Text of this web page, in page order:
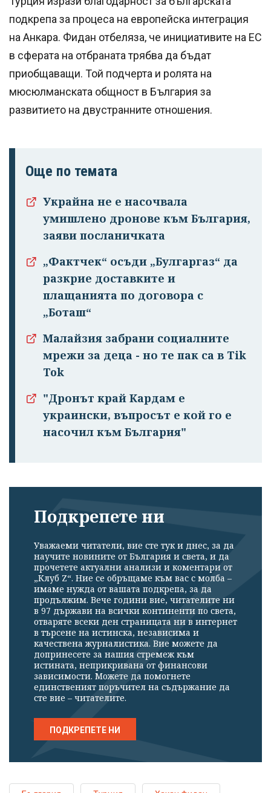
подкрепа за процеса на европейска интеграция
на Анкара. Фидан отбеляза, че инициативите на ЕС
в сферата на отбраната трябва да бъдат
приобщаващи. Той подчерта и ролята на
мюсюлманската общност в България за
развитието на двустранните отношения.
Още по темата
Украйна не е насочвала
умишлено дронове към България,
заяви посланичката
„Фактчек“ осъди „Булгаргаз“ да
разкрие доставките и
плащанията по договора с
„Боташ“
Малайзия забрани социалните
мрежи за деца - но те пак са в Tik
Tok
"Дронът край Кардам е
украински, въпросът е кой го е
насочил към България"
Подкрепете ни
Уважаеми читатели, вие сте тук и днес, за да
научите новините от България и света, и да
прочетете актуални анализи и коментари от
„Клуб Z“. Ние се обръщаме към вас с молба –
имаме нужда от вашата подкрепа, за да
продължим. Вече години вие, читателите ни
в 97 държави на всички континенти по света,
отваряте всеки ден страницата ни в интернет
в търсене на истинска, независима и
качествена журналистика. Вие можете да
допринесете за нашия стремеж към
истината, неприкривана от финансови
зависимости. Можете да помогнете
единственият поръчител на съдържание да
сте вие – читателите.
ПОДКРЕПЕТЕ НИ